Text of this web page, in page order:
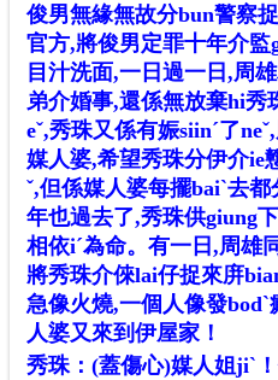
俊男無緣無故分bun警察
官方,將俊男定罪十年介監
目汁洗面,一日過一日,周
弟介婚事,還係無放棄hi秀
eˇ,秀珠又係有娠siinˊ了
媒人婆,希望秀珠分伊介ie
ˇ,但係媒人婆每擺baiˋ去
年也過去了,秀珠供giung
相依iˊ為命。有一日,周雄
將秀珠介倈lai仔捉來庰
急像火燒,一個人像發
人婆又來到伊屋家！
秀珠：(蓋傷心)媒人姐jiˋ